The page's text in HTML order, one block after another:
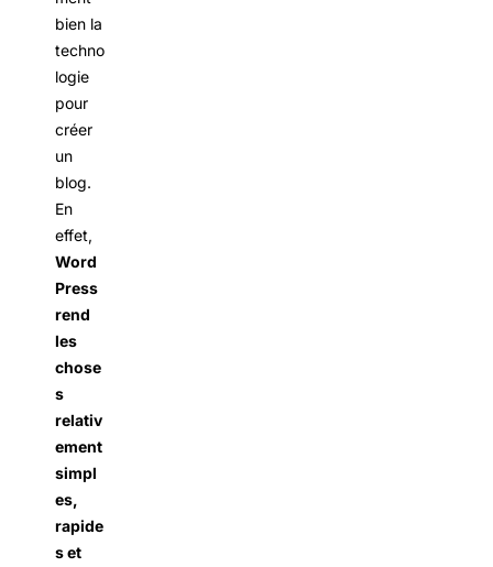
bien la
techno
logie
pour
créer
un
blog.
En
effet,
Word
Press
rend
les
chose
s
relativ
ement
simpl
es,
rapide
s et